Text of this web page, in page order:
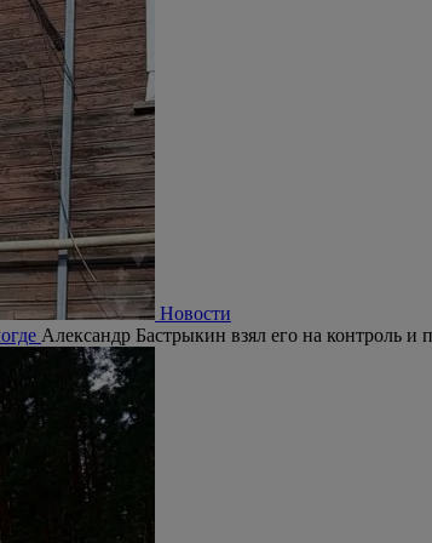
Новости
Александр Бастрыкин взял его на контроль и